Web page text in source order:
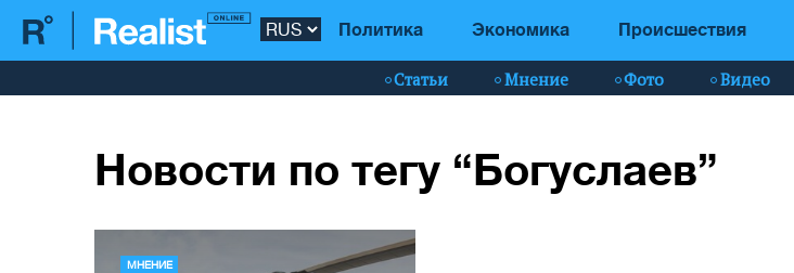
Политика Экономика Происшествия
Статьи Мнение Фото Видео
Новости по тегу “Богуслаев”
МНЕНИЕ